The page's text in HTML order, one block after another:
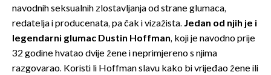
navodnih seksualnih zlostavljanja od strane glumaca,
redatelja i producenata, pa čak i vizažista. Jedan od njih je i
legendarni glumac Dustin Hoffman, koji je navodno prije
32 godine hvatao dvije žene i neprimjereno s njima
razgovarao. Koristi li Hoffman slavu kako bi vrijeđao žene ili